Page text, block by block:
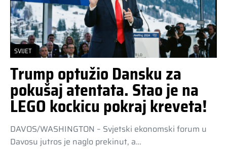
SVIJET
Trump optužio Dansku za
pokušaj atentata. Stao je na
LEGO kockicu pokraj kreveta!
DAVOS/WASHINGTON – Svjetski ekonomski forum u
Davosu jutros je naglo prekinut, a…